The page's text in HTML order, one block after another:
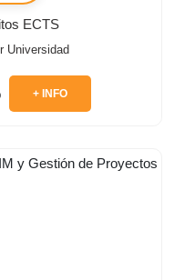
ECTS
Universidad
+ INFO